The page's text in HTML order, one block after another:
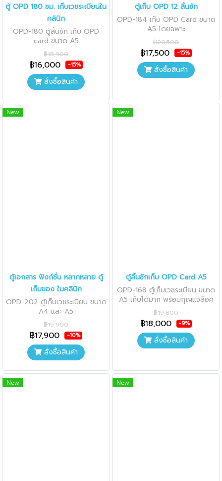
ตู้ OPD 180 ซม. เก็บเวชระเบียนใน
คลินิก
OPD-180 ตู้ลิ้นชัก เก็บ OPD
card ขนาด A5
฿18,900
฿16,000 -15%
สั่งซื้อสินค้า
ตู้เก็บ OPD 12 ลิ้นชัก
OPD-184 เก็บ OPD Card ขนาด
A5 โดยฉพาะ
฿20,500
฿17,500 -15%
สั่งซื้อสินค้า
New
ตู้เอกสาร ฟังก์ชั่น หลากหลาย ตู้
เก็บของ ในคลินิก
OPD-202 ตู้เก็บเวชระเบียน ขนาด
A4 และ A5
฿19,900
฿17,900 -10%
สั่งซื้อสินค้า
New
ตู้ลิ้นชักเก็บ OPD Card A5
OPD-168 ตู้เก็บเวชระเบียน ขนาด
A5 เก็บได้มาก พร้อมกุญแจล็อค
อิสระ
฿19,800
฿18,000 -9%
สั่งซื้อสินค้า
New New